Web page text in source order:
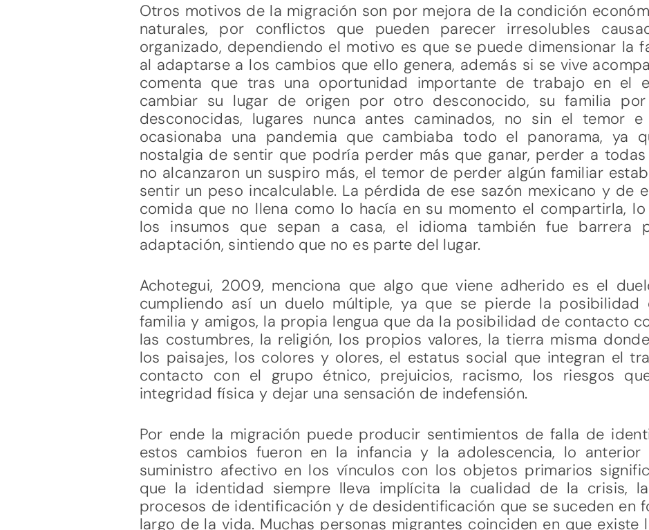
Otros motivos de la migración son por mejora de la condición
naturales, por conflictos que pueden parecer irresolubles
organizado, dependiendo el motivo es que se puede dimensionar la
al adaptarse a los cambios que ello genera, además si se vive
comenta que tras una oportunidad importante de trabajo en el
cambiar su lugar de origen por otro desconocido, su familia por
desconocidas, lugares nunca antes caminados, no sin el temor
ocasionaba una pandemia que cambiaba todo el panorama, ya
nostalgia de sentir que podría perder más que ganar, perder a
no alcanzaron un suspiro más, el temor de perder algún familiar
sentir un peso incalculable. La pérdida de ese sazón mexicano y de
comida que no llena como lo hacía en su momento el compartirla,
los insumos que sepan a casa, el idioma también fue barrera
adaptación, sintiendo que no es parte del lugar.
Achotegui, 2009, menciona que algo que viene adherido es el
cumpliendo así un duelo múltiple, ya que se pierde la posibilidad
familia y amigos, la propia lengua que da la posibilidad de contacto
las costumbres, la religión, los propios valores, la tierra misma
los paisajes, los colores y olores, el estatus social que integran el
contacto con el grupo étnico, prejuicios, racismo, los riesgos
integridad física y dejar una sensación de indefensión.
Por ende la migración puede producir sentimientos de falla de
estos cambios fueron en la infancia y la adolescencia, lo anterior
suministro afectivo en los vínculos con los objetos primarios
que la identidad siempre lleva implícita la cualidad de la crisis,
procesos de identificación y de desidentificación que se suceden en
largo de la vida. Muchas personas migrantes coinciden en que existe